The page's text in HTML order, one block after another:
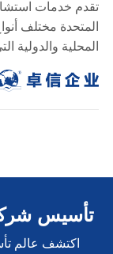
تقدم خدمات
المتحدة مختلف
المحلية والدولية
تأسيس
اكتشف عالم